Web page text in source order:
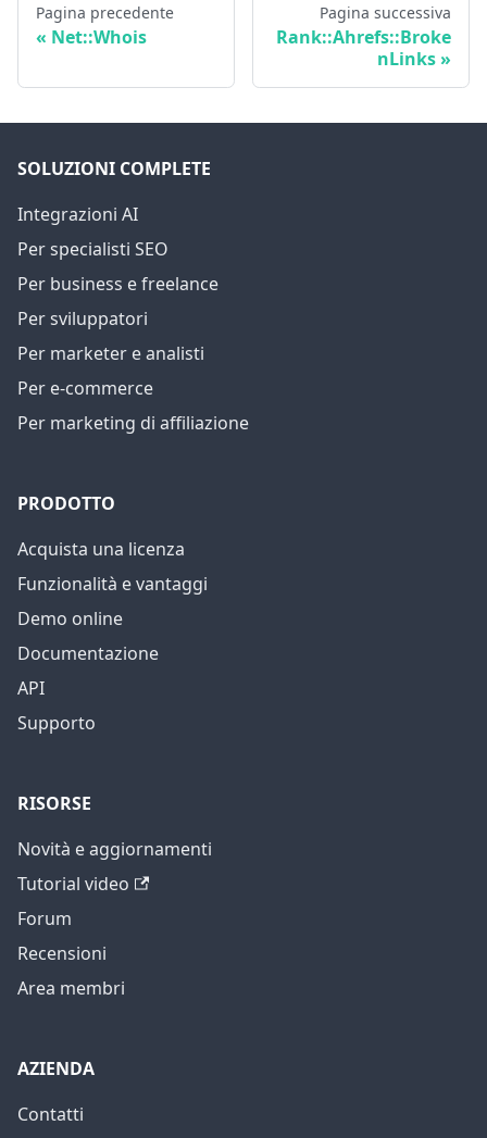
Pagina precedente
Net::Whois
Pagina successiva
Rank::Ahrefs::Broke
nLinks
SOLUZIONI COMPLETE
Integrazioni AI
Per specialisti SEO
Per business e freelance
Per sviluppatori
Per marketer e analisti
Per e-commerce
Per marketing di affiliazione
PRODOTTO
Acquista una licenza
Funzionalità e vantaggi
Demo online
Documentazione
API
Supporto
RISORSE
Novità e aggiornamenti
Tutorial video
Forum
Recensioni
Area membri
AZIENDA
Contatti